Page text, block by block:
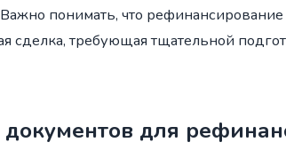
понимать, что рефинансирование
сделка, требующая тщательной
для